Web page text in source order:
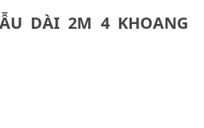
DÀI 2M 4 KHOANG